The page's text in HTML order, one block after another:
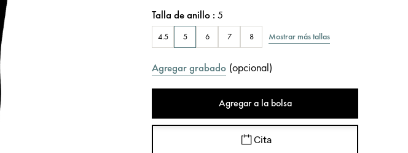
Talla de anillo :5
4.5 5 6 7 8 Mostrar más tallas
Agregar grabado (opcional)
Agregar a la bolsa
Cita